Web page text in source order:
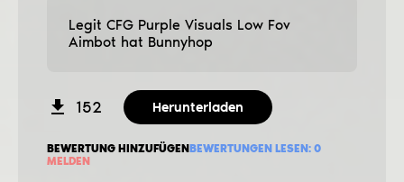
Legit CFG Purple Visuals Low Fov
Aimbot hat Bunnyhop
152 Herunterladen
BEWERTUNG HINZUFÜGENBEWERTUNGEN LESEN: 0
MELDEN